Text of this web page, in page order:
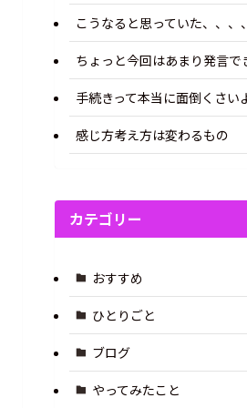
こうなると思っていた、、、、
ちょっと今回はあまり発言で
手続きって本当に面倒くさい
感じ方考え方は変わるもの
カテゴリー
おすすめ
ひとりごと
ブログ
やってみたこと